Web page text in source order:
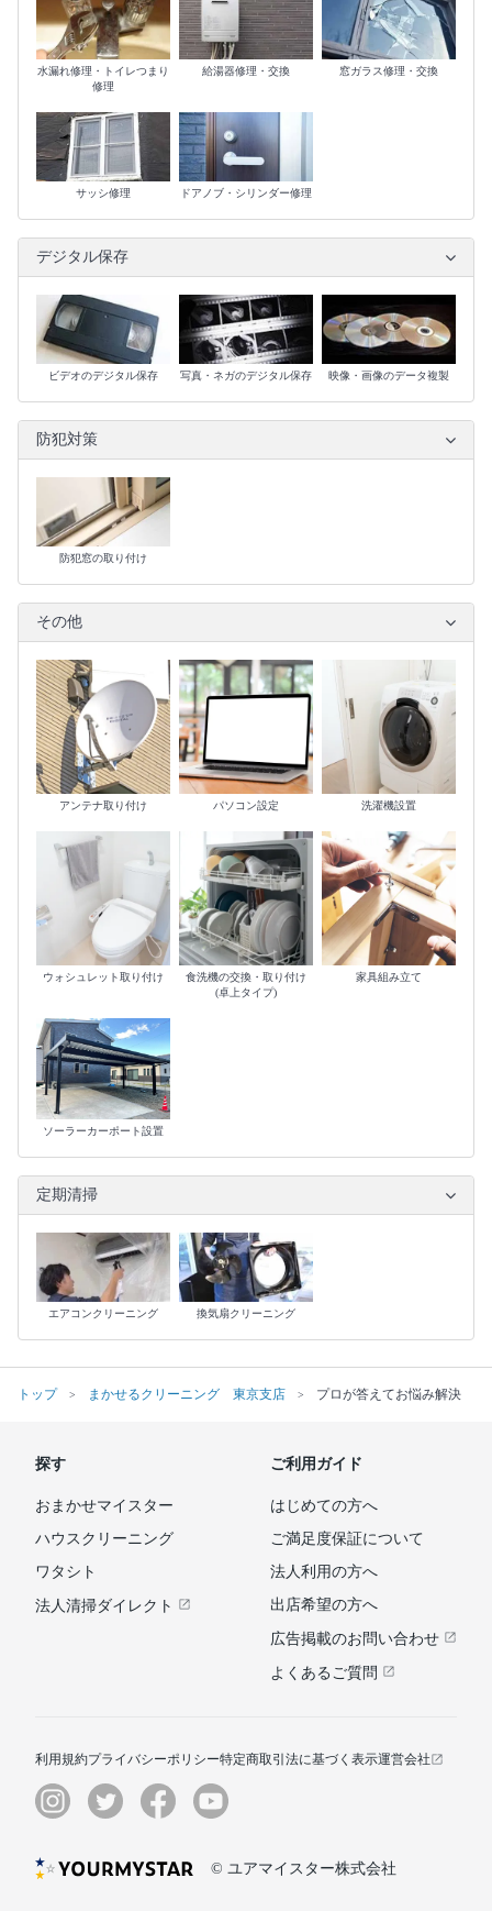
水漏れ修理・トイレつまり
修理
給湯器修理・交換 窓ガラス修理・交換
サッシ修理 ドアノブ・シリンダー修理
デジタル保存
ビデオのデジタル保存 写真・ネガのデジタル保存 映像・画像のデータ複製
防犯対策
防犯窓の取り付け
その他
アンテナ取り付け パソコン設定 洗濯機設置
ウォシュレット取り付け
食洗機の交換・取り付け
(卓上タイプ)
家具組み立て
ソーラーカーポート設置
定期清掃
エアコンクリーニング 換気扇クリーニング
トップ まかせるクリーニング 東京支店 プロが答えてお悩み解決
探す
おまかせマイスター
ハウスクリーニング
ワタシト
法人清掃ダイレクト
ご利用ガイド
はじめての方へ
ご満足度保証について
法人利用の方へ
出店希望の方へ
広告掲載のお問い合わせ
よくあるご質問
利用規約プライバシーポリシー特定商取引法に基づく表示運営会社
© ユアマイスター株式会社